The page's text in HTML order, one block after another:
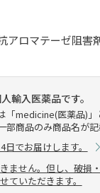
アロマテーゼ阻害
輸入医薬品です。
medicine(医薬品)」
商品のみ商品名が記
日でお届けします。
ません。但し、破損
ていただきます。